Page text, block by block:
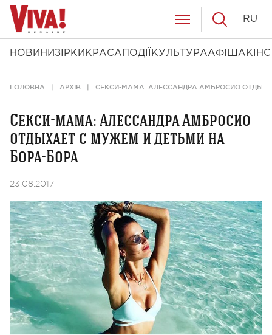
НОВИНИ ЗІРКИ КРАСА ПОДІЇ КУЛЬТУРААФІША КІНО
RU
ГОЛОВНА АРХІВ СЕКСИ-МАМА: АЛЕССАНДРА АМБРОСИО
Секси-мама: Алессандра Амбросио
отдыхает с мужем и детьми на
Бора-Бора
23.08.2017